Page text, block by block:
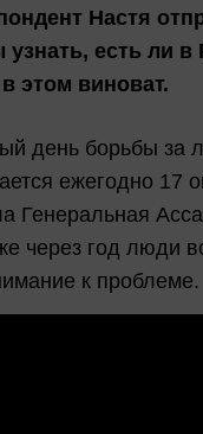
Настя
есть ли в
этом виноват.
день борьбы за
ежегодно 17
Генеральная
через год люди
к проблеме.